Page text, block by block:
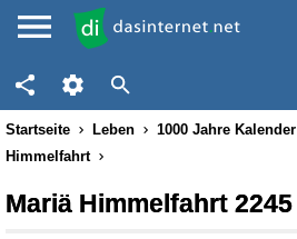
Startseite Leben 1000 Jahre Kalender
Himmelfahrt
Mariä Himmelfahrt 2245